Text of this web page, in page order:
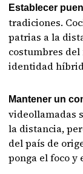
Establecer
tradiciones.
patrias a la
costumbres
identidad
Mantener un
videollamadas
la distancia,
del país de
ponga el foco y